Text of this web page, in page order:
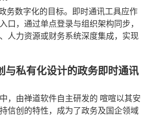
务数字化的目标。即时通讯工具应作
口，通过单点登录与组织架构同步，
人力资源或财务系统深度集成，实现
与私有化设计的政务即时通讯
，由禅道软件自主研发的 喧喧以其安
信创的特性，成为了政务及国企领域